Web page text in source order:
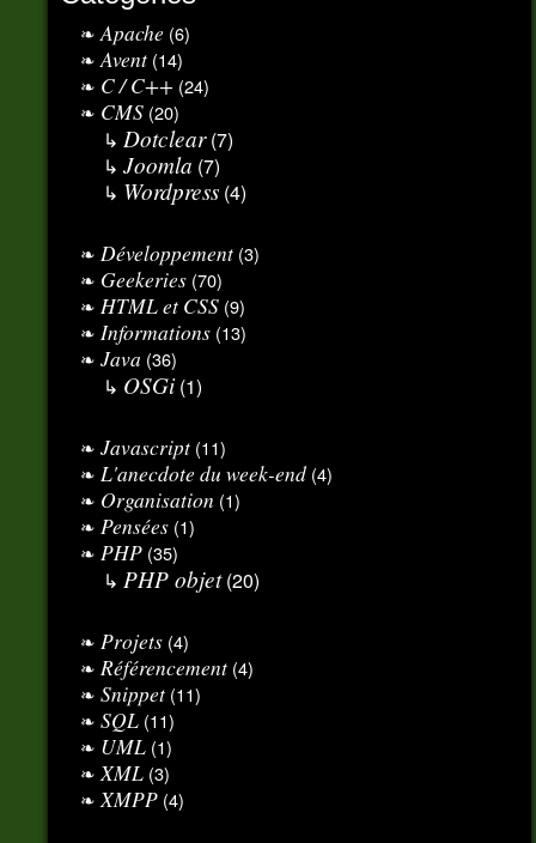
Apache (6)
Avent (14)
C / C++ (24)
CMS (20)
Dotclear(7)
Joomla (7)
Wordpress (4)
Développement (3)
Geekeries (70)
HTML et CSS (9)
Informations (13)
Java (36)
OSGi(1)
Javascript (11)
L'anecdote du week-end (4)
Organisation (1)
Pensées (1)
PHP (35)
PHP objet(20)
Projets (4)
Référencement (4)
Snippet (11)
SQL (11)
UML (1)
XML (3)
XMPP (4)